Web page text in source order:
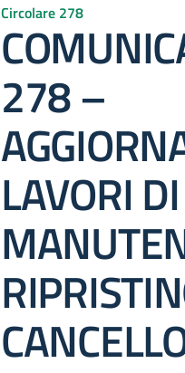
Circolare 278
278 –
LAVORI DI